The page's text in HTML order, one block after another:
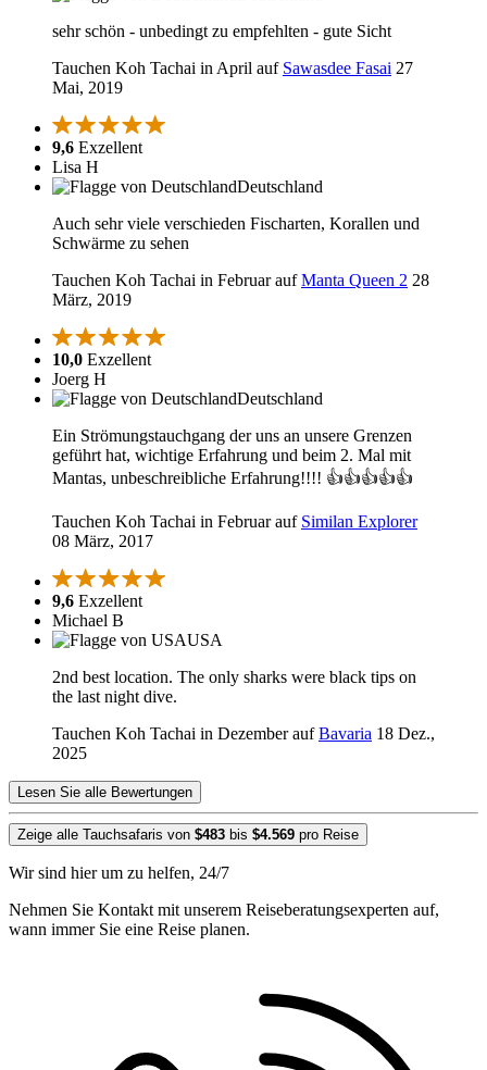
sehr schön - unbedingt zu empfehlten - gute Sicht
Tauchen Koh Tachai in April auf Sawasdee Fasai 27
Mai, 2019
9,6 Exzellent
Lisa H
Deutschland
Auch sehr viele verschieden Fischarten, Korallen und
Schwärme zu sehen
Tauchen Koh Tachai in Februar aufManta Queen 2 28
März, 2019
10,0 Exzellent
Joerg H
Deutschland
Ein Strömungstauchgang der uns an unsere Grenzen
geführt hat, wichtige Erfahrung und beim 2. Mal mit
Mantas, unbeschreibliche Erfahrung!!!! 👍👍👍👍👍
Tauchen Koh Tachai in Februar auf Similan Explorer
08 März, 2017
9,6 Exzellent
Michael B
USA
2nd best location. The only sharks were black tips on
the last night dive.
Tauchen Koh Tachai in Dezember aufBavaria 18 Dez.,
2025
Lesen Sie alle Bewertungen
Zeige alle Tauchsafaris von $483 bis $4.569 pro Reise
Wir sind hier um zu helfen, 24/7
Nehmen Sie Kontakt mit unserem Reiseberatungsexperten auf,
wann immer Sie eine Reise planen.